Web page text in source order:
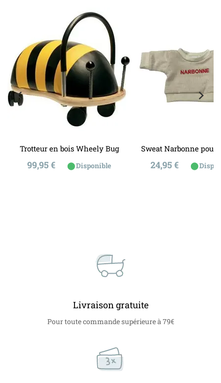
Trotteur en bois Wheely Bug
Prix
99,95 € ⬤Disponible
Sweat Narbonne pour
Prix
24,95 € ⬤
Livraison gratuite
Pour toute commande supérieure à 79€